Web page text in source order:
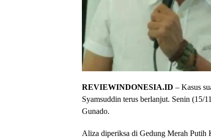
REVIEWINDONESIA.ID – Kasus
Syamsuddin terus berlanjut. Senin (15/
Gunado.
Aliza diperiksa di Gedung Merah Putih